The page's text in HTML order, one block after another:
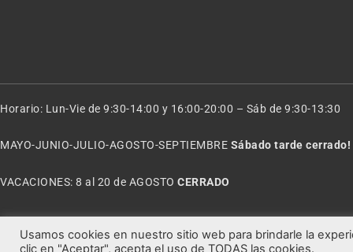
Horario: Lun-Vie de 9:30-14:00 y 16:00-20:00 – Sáb de 9:30-13:30
MAYO-JUNIO-JULIO-AGOSTO-SEPTIEMBRE Sábado tarde cerrado!
VACACIONES: 8 al 20 de AGOSTO CERRADO
Usamos cookies en nuestro sitio web para brindarle la
clic en "Aceptar", acepta el uso de TODAS las cookies.